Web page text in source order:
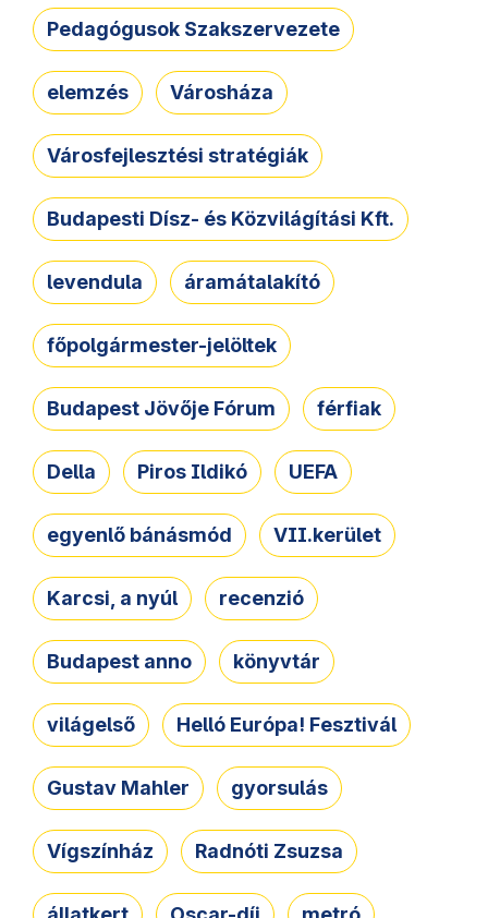
Pedagógusok Szakszervezete
elemzés Városháza
Városfejlesztési stratégiák
Budapesti Dísz- és Közvilágítási Kft.
levendula áramátalakító
főpolgármester-jelöltek
Budapest Jövője Fórum férfiak
Della Piros Ildikó UEFA
egyenlő bánásmód VII.kerület
Karcsi, a nyúl recenzió
Budapest anno könyvtár
világelső Helló Európa! Fesztivál
Gustav Mahler gyorsulás
Vígszínház Radnóti Zsuzsa